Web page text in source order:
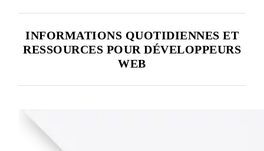
d’intrusion
comprendre
les
INFORMATIONS QUOTIDIENNES ET
RESSOURCES POUR DÉVELOPPEURS
WEB